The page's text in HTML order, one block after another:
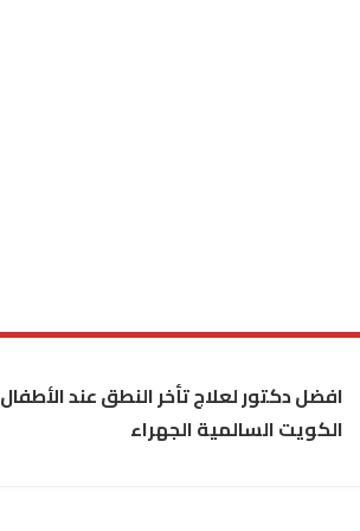
افضل دكتور لعلاج تأخر النطق عند الأطفال
الكويت السالمية الجهراء